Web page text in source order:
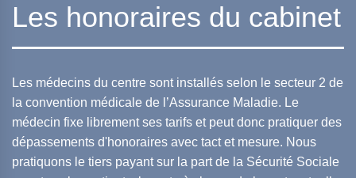
Les honoraires du cabinet
Les médecins du centre sont installés selon le secteur 2 de
la convention médicale de l’Assurance Maladie. Le
médecin fixe librement ses tarifs et peut donc pratiquer des
dépassements d'honoraires avec tact et mesure. Nous
pratiquons le tiers payant sur la part de la Sécurité Sociale